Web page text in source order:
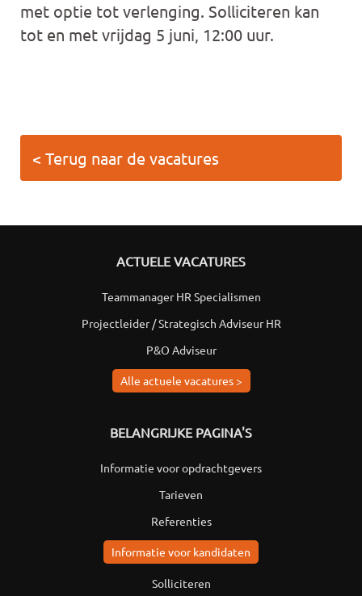
met optie tot verlenging. Solliciteren kan
tot en met vrijdag 5 juni, 12:00 uur.
< Terug naar de vacatures
ACTUELE VACATURES
Teammanager HR Specialismen
Projectleider / Strategisch Adviseur HR
P&O Adviseur
Alle actuele vacatures >
BELANGRIJKE PAGINA'S
Informatie voor opdrachtgevers
Tarieven
Referenties
Informatie voor kandidaten
Solliciteren